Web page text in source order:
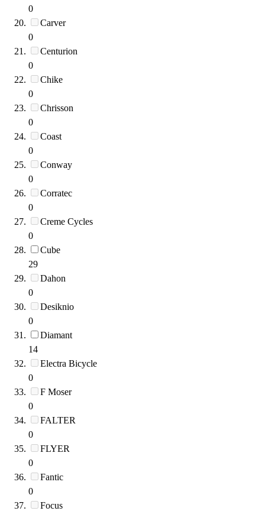
0
Carver
0
Centurion
0
Chike
0
Chrisson
0
Coast
0
Conway
0
Corratec
0
Creme Cycles
0
Cube
29
Dahon
0
Desiknio
0
Diamant
14
Electra Bicycle
0
F Moser
0
FALTER
0
FLYER
0
Fantic
0
Focus